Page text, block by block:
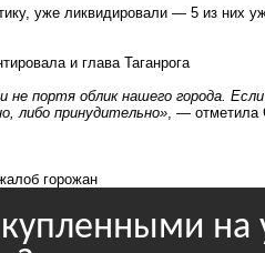
уже ликвидировали — 5 из них
и глава Таганрога
портя облик нашего города.
либо принудительно» , — отметила
горожан